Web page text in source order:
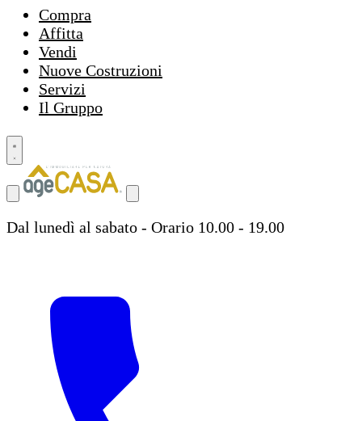
Compra
Affitta
Vendi
Nuove Costruzioni
Servizi
Il Gruppo
Dal lunedì al sabato - Orario 10.00 - 19.00